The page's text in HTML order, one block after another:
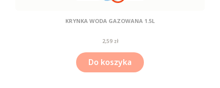
KRYNKA WODA GAZOWANA 1.5L
Cena
2,59 zł
Do koszyka